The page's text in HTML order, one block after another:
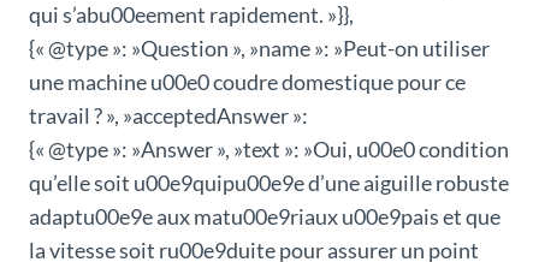
qui s’abu00eement rapidement. »}},
{« @type »: »Question », »name »: »Peut-on utiliser
une machine u00e0 coudre domestique pour ce
travail ? », »acceptedAnswer »:
{« @type »: »Answer », »text »: »Oui, u00e0 condition
qu’elle soit u00e9quipu00e9e d’une aiguille robuste
adaptu00e9e aux matu00e9riaux u00e9pais et que
la vitesse soit ru00e9duite pour assurer un point